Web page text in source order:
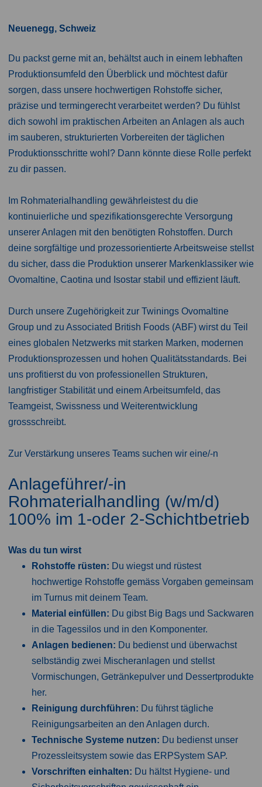
Neuenegg, Schweiz
Du packst gerne mit an, behältst auch in einem lebhaften
Produktionsumfeld den Überblick und möchtest dafür
sorgen, dass unsere hochwertigen Rohstoffe sicher,
präzise und termingerecht verarbeitet werden? Du fühlst
dich sowohl im praktischen Arbeiten an Anlagen als auch
im sauberen, strukturierten Vorbereiten der täglichen
Produktionsschritte wohl? Dann könnte diese Rolle perfekt
zu dir passen.
Im Rohmaterialhandling gewährleistest du die
kontinuierliche und spezifikationsgerechte Versorgung
unserer Anlagen mit den benötigten Rohstoffen. Durch
deine sorgfältige und prozessorientierte Arbeitsweise stellst
du sicher, dass die Produktion unserer Markenklassiker wie
Ovomaltine, Caotina und Isostar stabil und effizient läuft.
Durch unsere Zugehörigkeit zur Twinings Ovomaltine
Group und zu Associated British Foods (ABF) wirst du Teil
eines globalen Netzwerks mit starken Marken, modernen
Produktionsprozessen und hohen Qualitätsstandards. Bei
uns profitierst du von professionellen Strukturen,
langfristiger Stabilität und einem Arbeitsumfeld, das
Teamgeist, Swissness und Weiterentwicklung
grossschreibt.
Zur Verstärkung unseres Teams suchen wir eine/-n
Anlageführer/-in
Rohmaterialhandling (w/m/d)
100% im 1-oder 2-Schichtbetrieb
Was du tun wirst
Rohstoffe rüsten: Du wiegst und rüstest
hochwertige Rohstoffe gemäss Vorgaben gemeinsam
im Turnus mit deinem Team.
Material einfüllen: Du gibst Big Bags und Sackwaren
in die Tagessilos und in den Komponenter.
Anlagen bedienen: Du bedienst und überwachst
selbständig zwei Mischeranlagen und stellst
Vormischungen, Getränkepulver und Dessertprodukte
her.
Reinigung durchführen: Du führst tägliche
Reinigungsarbeiten an den Anlagen durch.
Technische Systeme nutzen: Du bedienst unser
Prozessleitsystem sowie das ERPSystem SAP.
Vorschriften einhalten: Du hältst Hygiene- und